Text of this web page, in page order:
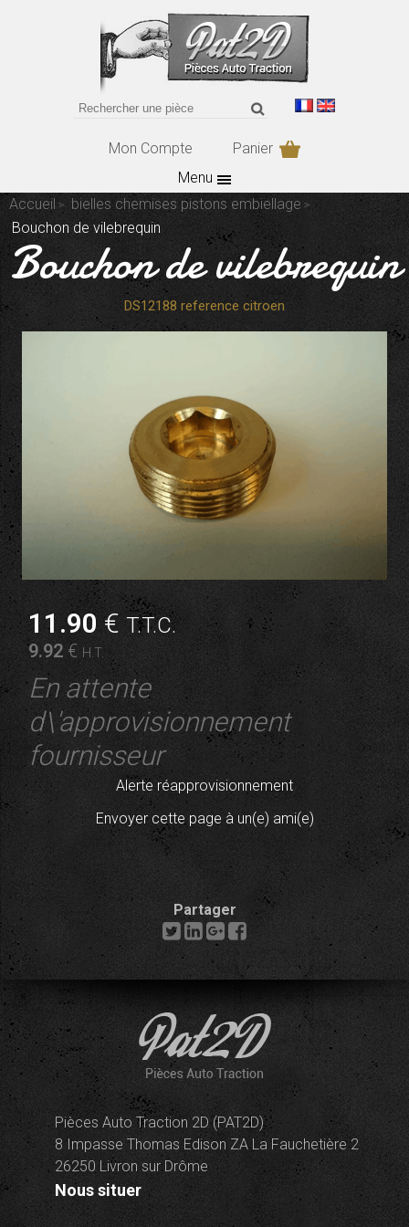
Mon Compte
Panier
Menu
Accueil
bielles chemises pistons embiellage
Bouchon de vilebrequin
Bouchon de vilebrequin
DS12188 reference citroen
11 .90€T.T.C.
9.92 € H.T.
En attente
d\'approvisionnement
fournisseur
Alerte réapprovisionnement
Envoyer cette page à un(e) ami(e)
Partager
Pièces Auto Traction 2D (PAT2D)
8 Impasse Thomas Edison ZA La Fauchetière 2
26250 Livron sur Drôme
Nous situer